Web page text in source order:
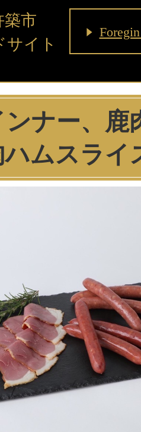
築市
サイト
ナー、鹿
ハムスライ